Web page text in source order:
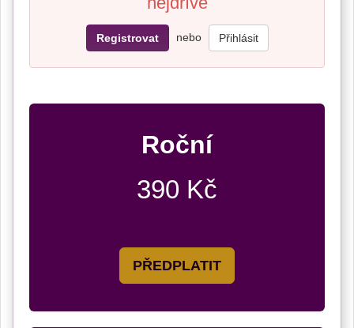
Registrovat nebo Přihlásit
Roční
390 Kč
PŘEDPLATIT